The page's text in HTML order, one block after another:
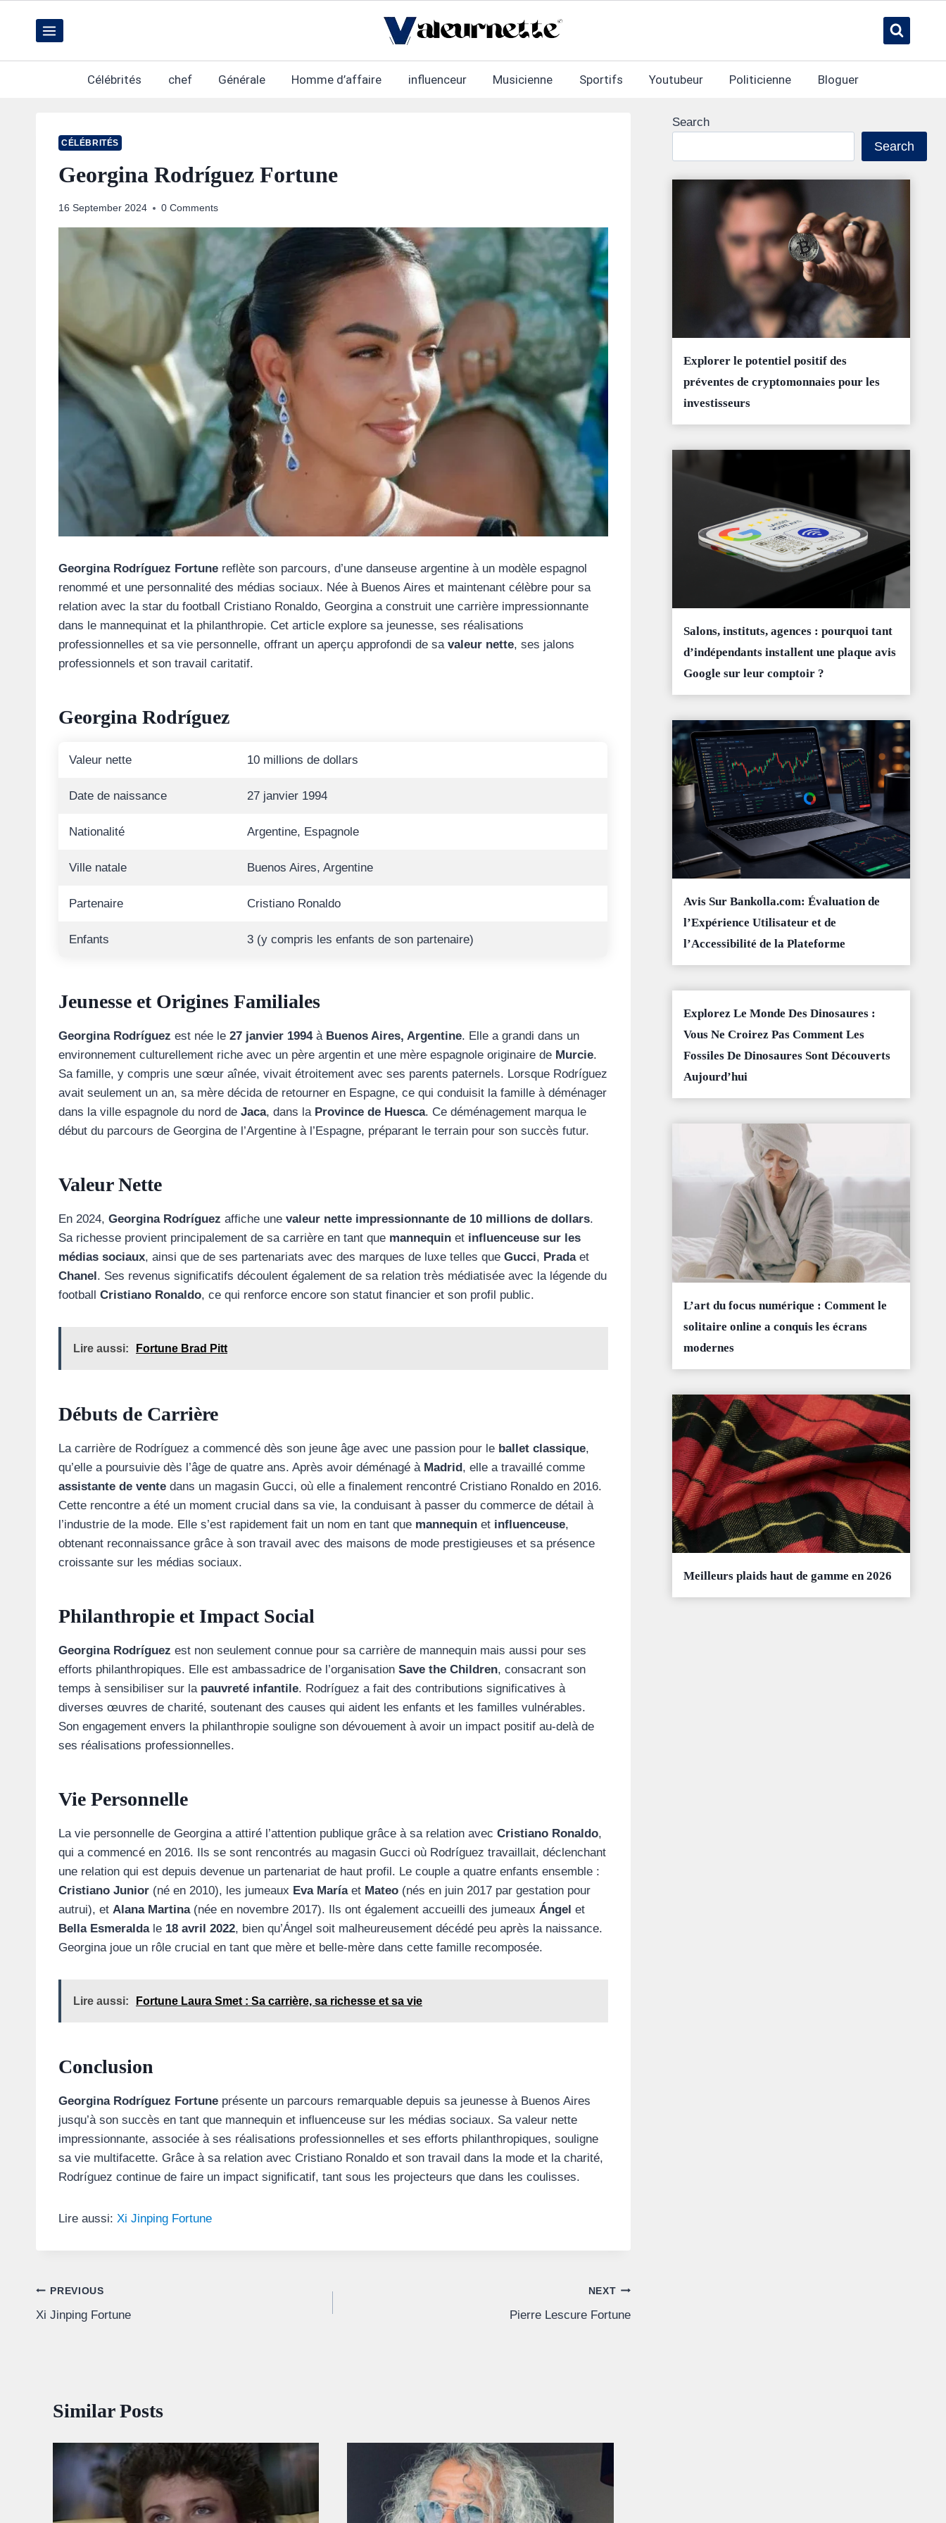
content
Célébrités chef Générale Homme d’affaire influenceur Musicienne Sportifs Youtubeur Politicienne Bloguer
CÉLÉBRITÉS
Georgina Rodríguez Fortune
16 September 2024 0 Comments
Georgina Rodríguez Fortune reflète son parcours, d’une danseuse argentine à un modèle espagnol
renommé et une personnalité des médias sociaux. Née à Buenos Aires et maintenant célèbre pour sa
relation avec la star du football Cristiano Ronaldo, Georgina a construit une carrière impressionnante
dans le mannequinat et la philanthropie. Cet article explore sa jeunesse, ses réalisations
professionnelles et sa vie personnelle, offrant un aperçu approfondi de sa valeur nette, ses jalons
professionnels et son travail caritatif.
Georgina Rodríguez
Valeur nette 10 millions de dollars
Date de naissance 27 janvier 1994
Nationalité Argentine, Espagnole
Ville natale Buenos Aires, Argentine
Partenaire Cristiano Ronaldo
Enfants 3 (y compris les enfants de son partenaire)
Jeunesse et Origines Familiales
Georgina Rodríguez est née le 27 janvier 1994à Buenos Aires, Argentine. Elle a grandi dans un
environnement culturellement riche avec un père argentin et une mère espagnole originaire de Murcie.
Sa famille, y compris une sœur aînée, vivait étroitement avec ses parents paternels. Lorsque Rodríguez
avait seulement un an, sa mère décida de retourner en Espagne, ce qui conduisit la famille à déménager
dans la ville espagnole du nord de Jaca, dans la Province de Huesca. Ce déménagement marqua le
début du parcours de Georgina de l’Argentine à l’Espagne, préparant le terrain pour son succès futur.
Valeur Nette
En 2024, Georgina Rodríguez affiche une valeur nette impressionnante de 10 millions de dollars.
Sa richesse provient principalement de sa carrière en tant que mannequin et influenceuse sur les
médias sociaux, ainsi que de ses partenariats avec des marques de luxe telles que Gucci, Pradaet
Chanel . Ses revenus significatifs découlent également de sa relation très médiatisée avec la légende du
football Cristiano Ronaldo, ce qui renforce encore son statut financier et son profil public.
Lire aussi: Fortune Brad Pitt
Débuts de Carrière
La carrière de Rodríguez a commencé dès son jeune âge avec une passion pour le ballet classique,
qu’elle a poursuivie dès l’âge de quatre ans. Après avoir déménagé à Madrid , elle a travaillé comme
assistante de vente dans un magasin Gucci, où elle a finalement rencontré Cristiano Ronaldo en 2016.
Cette rencontre a été un moment crucial dans sa vie, la conduisant à passer du commerce de détail à
l’industrie de la mode. Elle s’est rapidement fait un nom en tant que mannequin et influenceuse,
obtenant reconnaissance grâce à son travail avec des maisons de mode prestigieuses et sa présence
croissante sur les médias sociaux.
Philanthropie et Impact Social
Georgina Rodríguez est non seulement connue pour sa carrière de mannequin mais aussi pour ses
efforts philanthropiques. Elle est ambassadrice de l’organisation Save the Children, consacrant son
temps à sensibiliser sur la pauvreté infantile. Rodríguez a fait des contributions significatives à
diverses œuvres de charité, soutenant des causes qui aident les enfants et les familles vulnérables.
Son engagement envers la philanthropie souligne son dévouement à avoir un impact positif au-delà de
ses réalisations professionnelles.
Vie Personnelle
La vie personnelle de Georgina a attiré l’attention publique grâce à sa relation avec Cristiano Ronaldo,
qui a commencé en 2016. Ils se sont rencontrés au magasin Gucci où Rodríguez travaillait, déclenchant
une relation qui est depuis devenue un partenariat de haut profil. Le couple a quatre enfants ensemble :
Cristiano Junior (né en 2010), les jumeaux Eva Maríaet Mateo (nés en juin 2017 par gestation pour
autrui), et Alana Martina(née en novembre 2017). Ils ont également accueilli des jumeaux Ángel et
Bella Esmeraldale 18 avril 2022, bien qu’Ángel soit malheureusement décédé peu après la naissance.
Georgina joue un rôle crucial en tant que mère et belle-mère dans cette famille recomposée.
Lire aussi: Fortune Laura Smet : Sa carrière, sa richesse et sa vie
Conclusion
Georgina Rodríguez Fortune présente un parcours remarquable depuis sa jeunesse à Buenos Aires
jusqu’à son succès en tant que mannequin et influenceuse sur les médias sociaux. Sa valeur nette
impressionnante, associée à ses réalisations professionnelles et ses efforts philanthropiques, souligne
sa vie multifacette. Grâce à sa relation avec Cristiano Ronaldo et son travail dans la mode et la charité,
Rodríguez continue de faire un impact significatif, tant sous les projecteurs que dans les coulisses.
Lire aussi: Xi Jinping Fortune
Post
navigation
PREVIOUS
Xi Jinping Fortune
NEXT
Pierre Lescure Fortune
Similar Posts
Search
Search
Explorer le potentiel positif des
préventes de cryptomonnaies pour les
investisseurs
Salons, instituts, agences : pourquoi tant
d’indépendants installent une plaque avis
Google sur leur comptoir ?
Avis Sur Bankolla.com: Évaluation de
l’Expérience Utilisateur et de
l’Accessibilité de la Plateforme
Explorez Le Monde Des Dinosaures :
Vous Ne Croirez Pas Comment Les
Fossiles De Dinosaures Sont Découverts
Aujourd’hui
L’art du focus numérique : Comment le
solitaire online a conquis les écrans
modernes
Meilleurs plaids haut de gamme en 2026